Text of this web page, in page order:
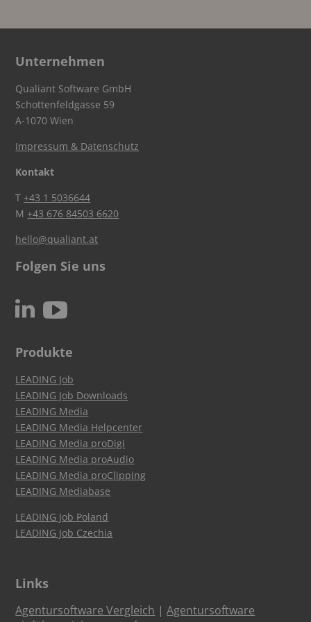
Unternehmen
Qualiant Software GmbH
Schottenfeldgasse 59
A-1070 Wien
Impressum & Datenschutz
Kontakt
T+43 1 5036644
M+43 676 84503 6620
hello@qualiant.at
Folgen Sie uns
N c
Produkte
LEADING Job
LEADING Job Downloads
LEADING Media
LEADING Media Helpcenter
LEADING Media proDigi
LEADING Media proAudio
LEADING Media proClipping
LEADING Mediabase
LEADING Job Poland
LEADING Job Czechia
Links
Agentursoftware Vergleich |Agentursoftware